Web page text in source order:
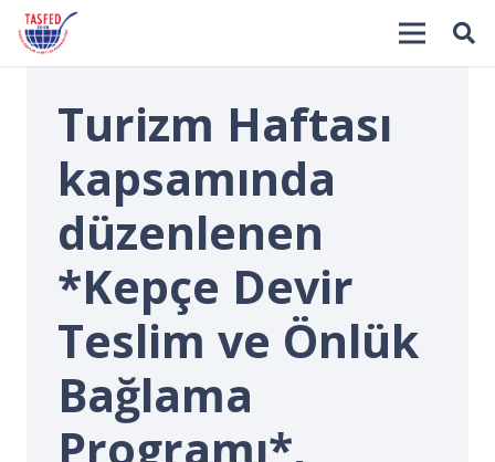
Turizm Haftası
kapsamında
düzenlenen
*Kepçe Devir
Teslim ve Önlük
Bağlama
Programı*,